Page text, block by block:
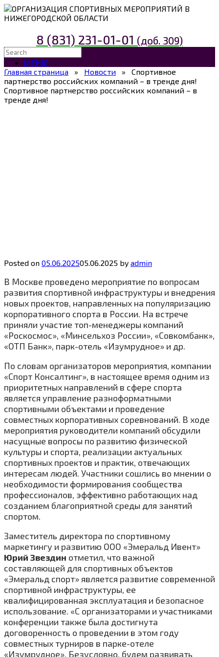
ОРГАНИЗАЦИЯ СПОРТИВНЫХ МЕРОПРИЯТИЙ В
НИЖЕГОРОДСКОЙ ОБЛАСТИ
8 (831) 231-01-01 (доб. 309)
МЕНЮ
Главная страница » Новости » Спортивное
партнерство российских компаний – в тренде дня!
Спортивное партнерство российских компаний – в
тренде дня!
Posted on 05.06.202505.06.2025 by admin
В Москве проведено мероприятие по вопросам
развития спортивной инфраструктуры и внедрения
новых проектов, направленных на популяризацию
корпоративного спорта в России. На встрече
приняли участие топ-менеджеры компаний
«Роскосмос», «Минсельхоз России», «Совкомбанк»,
«ОТП Банк», парк-отель «Изумрудное» и др.
По словам организаторов мероприятия, компании
«Спорт Консалтинг», в настоящее время одним из
приоритетных направлений в сфере спорта
является управление разноформатными
спортивными объектами и проведение
совместных корпоративных соревнований. В ходе
мероприятия руководители компаний обсудили
насущные вопросы по развитию физической
культуры и спорта, реализации актуальных
спортивных проектов и практик, отвечающих
интересам людей. Участники сошлись во мнении о
необходимости формирования сообщества
профессионалов, эффективно работающих над
созданием благоприятной среды для занятий
спортом.
Заместитель директора по спортивному
маркетингу и развитию ООО «Эмеральд Ивент»
Юрий Звездин отметил, что важной
составляющей для спортивных объектов
«Эмеральд спорт» является развитие современной
спортивной инфраструктуры, ее
квалифицированная эксплуатация и безопасное
использование. «С организаторами и участниками
конференции также была достигнута
договоренность о проведении в этом году
совместных турниров в парке-отеле
«Изумрудное». Безусловно, будем развивать